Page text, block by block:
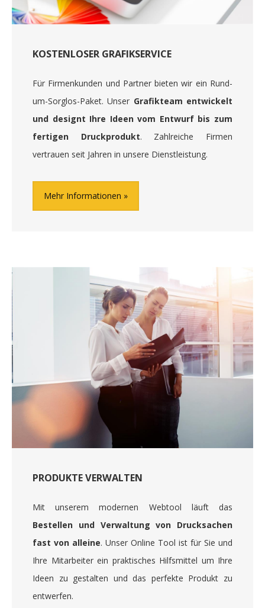
KOSTENLOSER GRAFIKSERVICE
Für Firmenkunden und Partner bieten wir ein Rund-
um-Sorglos-Paket. Unser Grafikteam entwickelt
und designt Ihre Ideen vom Entwurf bis zum
fertigen Druckprodukt. Zahlreiche Firmen
vertrauen seit Jahren in unsere Dienstleistung.
Mehr Informationen
PRODUKTE VERWALTEN
Mit unserem modernen Webtool läuft das
Bestellen und Verwaltung von Drucksachen
fast von alleine. Unser Online Tool ist für Sie und
Ihre Mitarbeiter ein praktisches Hilfsmittel um Ihre
Ideen zu gestalten und das perfekte Produkt zu
entwerfen.